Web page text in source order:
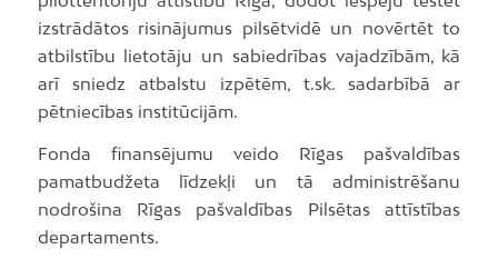
izstrādātos risinājumus pilsētvidē un novērtēt to
atbilstību lietotāju un sabiedrības vajadzībām, kā
arī sniedz atbalstu izpētēm, t.sk. sadarbībā ar
pētniecības institūcijām.
Fonda finansējumu veido Rīgas pašvaldības
pamatbudžeta līdzekļi un tā administrēšanu
nodrošina Rīgas pašvaldības Pilsētas attīstības
departaments.